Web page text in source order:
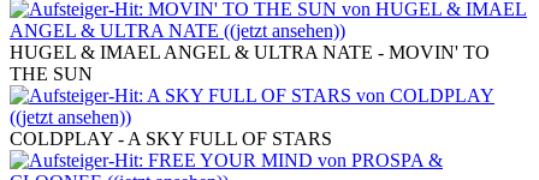
HUGEL & IMAEL ANGEL & ULTRA NATE - MOVIN' TO
THE SUN
COLDPLAY - A SKY FULL OF STARS